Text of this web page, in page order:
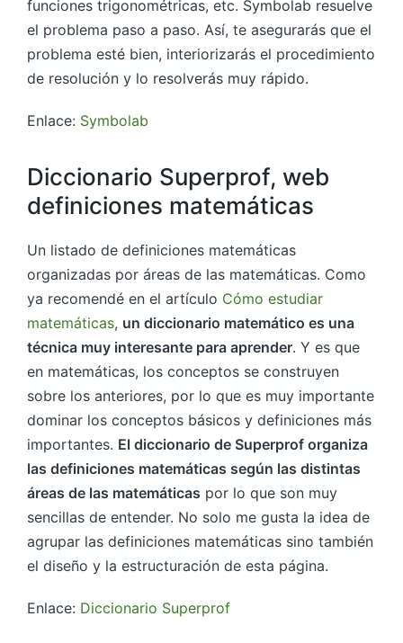
funciones trigonométricas, etc. Symbolab resuelve
el problema paso a paso. Así, te asegurarás que el
problema esté bien, interiorizarás el procedimiento
de resolución y lo resolverás muy rápido.
Enlace: Symbolab
Diccionario Superprof, web
definiciones matemáticas
Un listado de definiciones matemáticas
organizadas por áreas de las matemáticas. Como
ya recomendé en el artículo Cómo estudiar
matemáticas, un diccionario matemático es una
técnica muy interesante para aprender. Y es que
en matemáticas, los conceptos se construyen
sobre los anteriores, por lo que es muy importante
dominar los conceptos básicos y definiciones más
importantes. El diccionario de Superprof organiza
las definiciones matemáticas según las distintas
áreas de las matemáticas por lo que son muy
sencillas de entender. No solo me gusta la idea de
agrupar las definiciones matemáticas sino también
el diseño y la estructuración de esta página.
Enlace: Diccionario Superprof